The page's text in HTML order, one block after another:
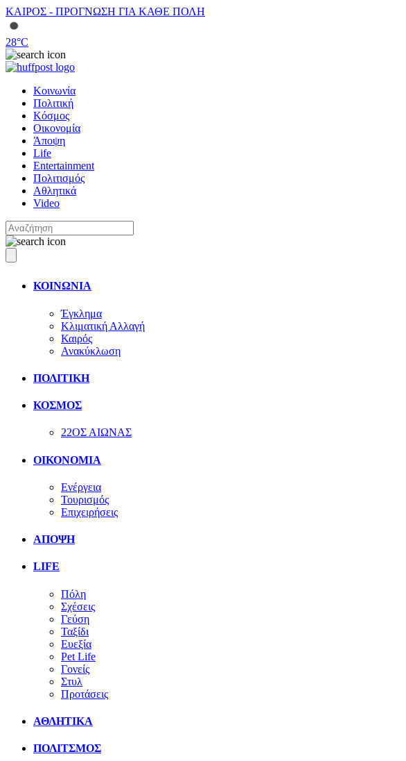
ΚΑΙΡΟΣ - ΠΡΟΓΝΩΣΗ ΓΙΑ ΚΑΘΕ ΠΟΛΗ
28°C
Κοινωνία
Πολιτική
Κόσμος
Οικονομία
Άποψη
Life
Entertainment
Πολιτισμός
Αθλητικά
Video
ΚΟΙΝΩΝΙΑ
Έγκλημα
Κλιματική Αλλαγή
Καιρός
Ανακύκλωση
ΠΟΛΙΤΙΚΗ
ΚΟΣΜΟΣ
22ΟΣ ΑΙΩΝΑΣ
ΟΙΚΟΝΟΜΙΑ
Ενέργεια
Τουρισμός
Επιχειρήσεις
ΑΠΟΨΗ
LIFE
Πόλη
Σχέσεις
Γεύση
Ταξίδι
Ευεξία
Pet Life
Γονείς
Στυλ
Προτάσεις
ΑΘΛΗΤΙΚΑ
ΠΟΛΙΤΣΜΟΣ